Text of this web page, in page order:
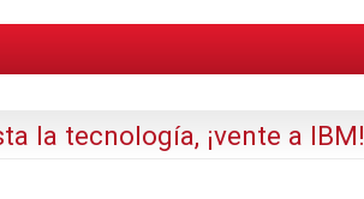
la tecnología, ¡vente a IBM!